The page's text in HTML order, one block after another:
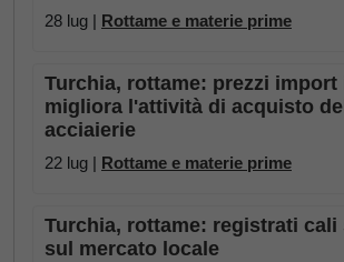
28 lug | Rottame e materie prime
Turchia, rottame: prezzi import
migliora l'attività di acquisto
acciaierie
22 lug | Rottame e materie prime
Turchia, rottame: registrati
sul mercato locale